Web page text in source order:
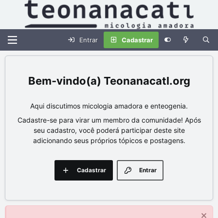
Entrar Cadastrar
Teonanacatl.org
Aqui discutimos micologia amadora e enteogenia.
Cadastre-se para virar um membro da comunidade! Após
seu cadastro, você poderá participar deste site
adicionando seus próprios tópicos e postagens.
Entrar
Cadastrar